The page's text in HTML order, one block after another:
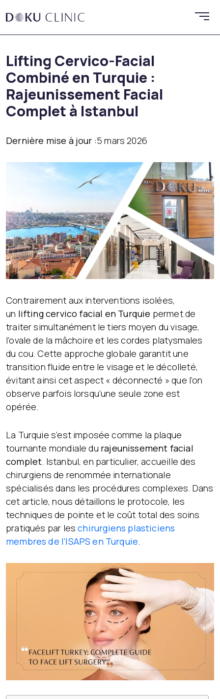
Lifting Cervico-Facial
Combiné en Turquie :
Rajeunissement Facial
Complet à Istanbul
Dernière mise à jour :5 mars 2026
Contrairement aux interventions isolées,
un lifting cervico facial en Turquie permet de
traiter simultanément le tiers moyen du visage,
l’ovale de la mâchoire et les cordes platysmales
du cou. Cette approche globale garantit une
transition fluide entre le visage et le décolleté,
évitant ainsi cet aspect « déconnecté » que l’on
observe parfois lorsqu’une seule zone est
opérée.
La Turquie s’est imposée comme la plaque
tournante mondiale du rajeunissement facial
complet. Istanbul, en particulier, accueille des
chirurgiens de renommée internationale
spécialisés dans les procédures complexes. Dans
cet article, nous détaillons le protocole, les
techniques de pointe et le coût total des soins
pratiqués par leschirurgiens plasticiens
membres de l’ISAPS en Turquie.